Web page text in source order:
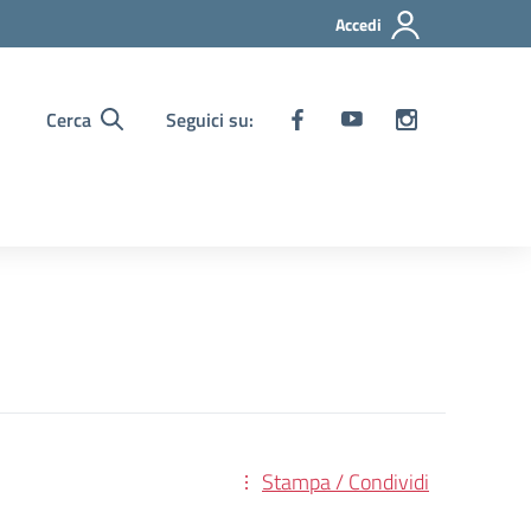
Accedi
Cerca Seguici su:
Stampa / Condividi